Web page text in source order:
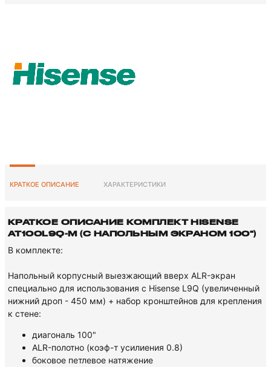
КРАТКОЕ ОПИСАНИЕ ХАРАКТЕРИСТИКИ
КРАТКОЕ ОПИСАНИЕ КОМПЛЕКТ HISENSE
AT100L9Q-M (С НАПОЛЬНЫМ ЭКРАНОМ 100")
В комплекте:
Напольный корпусный выезжающий вверх ALR-экран
специально для использования с Hisense L9Q (увеличенный
нижний дроп - 450 мм) + набор кронштейнов для крепления
к стене:
диагональ 100"
ALR-полотно (коэф-т усилиения 0.8)
боковое петлевое натяжение